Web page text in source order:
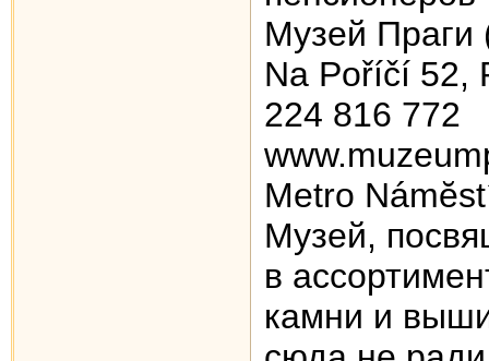
Музей Праги
Na Poříčí 52,
224 816 772
Metro
Музей,
в
камни и